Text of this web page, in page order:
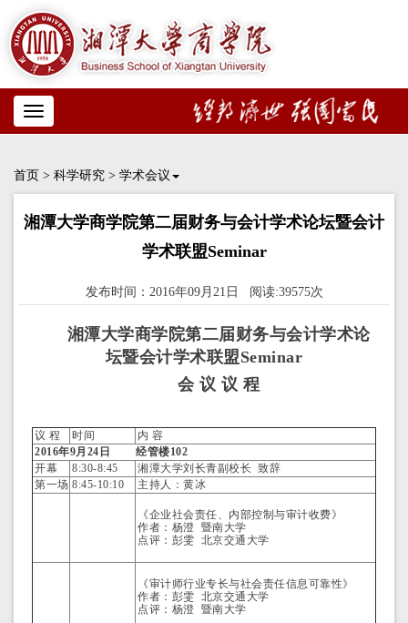
Toggle
navigation
首页 > 科学研究 > 学术会议
湘潭大学商学院第二届财务与会计学术论坛暨会计
学术联盟Seminar
发布时间：2016年09月21日 阅读:39575次
湘潭大学商学院第二届财务与会计学术论
坛暨会计学术联盟Seminar
会 议 议 程
议 程 时间
内 容
2016年9月 24 日
经管楼102
开幕
8:30-8:45
湘潭大学刘长青副校长 致辞
第一场 8:45-10:10 主持人：黄冰
《企业社会责任、内部控制与审计收费》
作者：杨澄 暨南大学
点评：彭雯 北京交通大学
《审计师行业专长与社会责任信息可靠性》
作者：彭雯 北京交通大学
点评：杨澄 暨南大学